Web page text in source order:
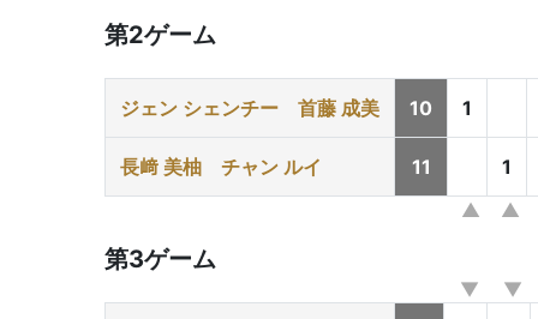
第2ゲーム
ジェン シェンチー 首藤 成美 10 1
長﨑 美柚 チャン ルイ 11 1
第3ゲーム